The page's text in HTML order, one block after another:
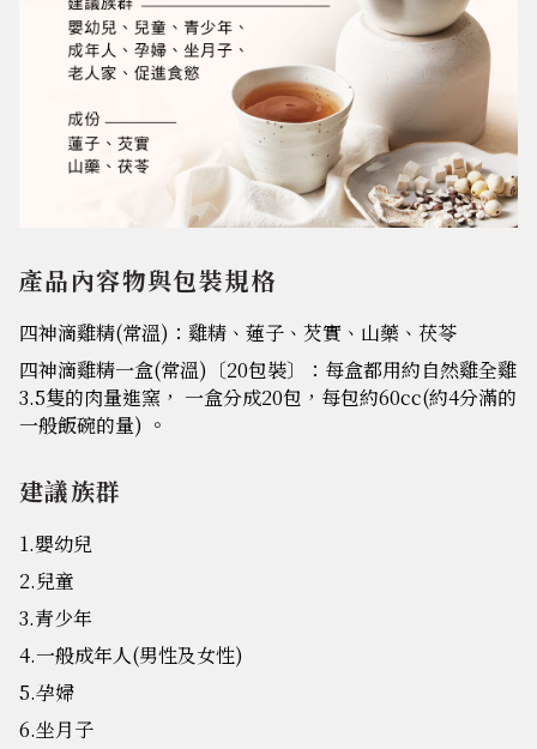
產品內容物與包裝規格
四神滴雞精(常溫)：雞精、蓮子、芡實、山藥、茯苓
四神滴雞精一盒(常溫)〔20包裝〕：每盒都用約自然雞全雞
3.5隻的肉量進窯， 一盒分成20包，每包約60cc(約4分滿的
一般飯碗的量) 。
建議族群
1.嬰幼兒
2.兒童
3.青少年
4.一般成年人(男性及女性)
5.孕婦
6.坐月子